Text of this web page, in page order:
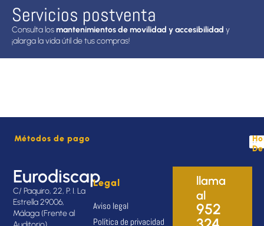
Servicios postventa
Consulta losmantenimientos de movilidad y accesibilidad y
¡alarga la vida útil de tus compras!
Métodos de pago
Eurodiscap
C/ Paquiro, 22, P. I. La
Estrella 29006,
Málaga (Frente al
Legal
Aviso legal
Política de privacidad
llama
al
952